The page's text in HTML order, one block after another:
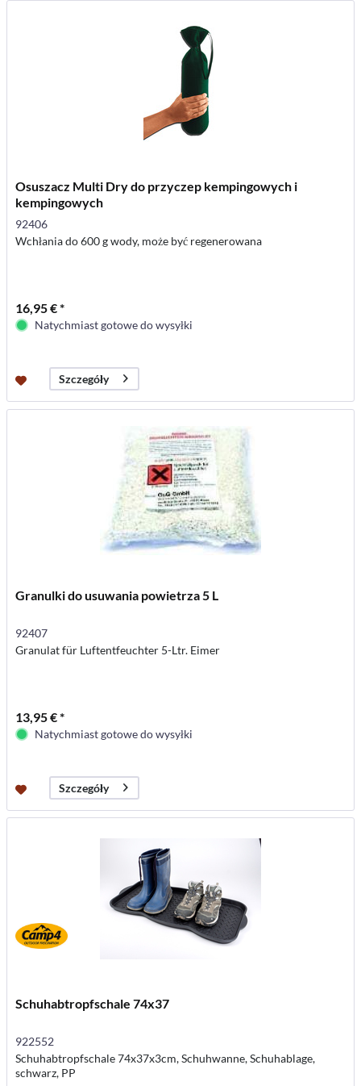
Osuszacz Multi Dry do przyczep kempingowych i
kempingowych
92406
Wchłania do 600 g wody, może być regenerowana
16,95 € *
Natychmiast gotowe do wysyłki
Szczegóły
Granulki do usuwania powietrza 5 L
92407
Granulat für Luftentfeuchter 5-Ltr. Eimer
13,95 € *
Natychmiast gotowe do wysyłki
Szczegóły
Schuhabtropfschale 74x37
922552
Schuhabtropfschale 74x37x3cm, Schuhwanne, Schuhablage,
schwarz, PP